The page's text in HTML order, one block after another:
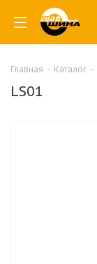
Главная - Каталог -
LS01